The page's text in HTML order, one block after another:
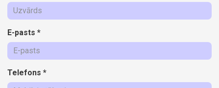
E-pasts *
Telefons *